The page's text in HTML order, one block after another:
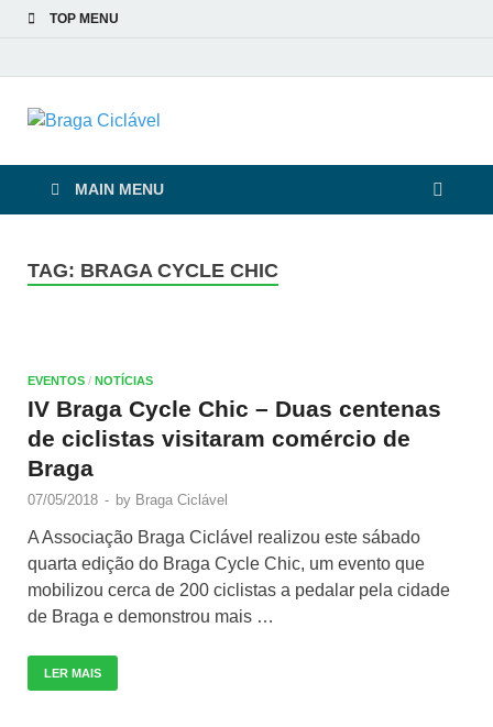
TOP MENU
Braga Ciclável
MAIN MENU
TAG: BRAGA CYCLE CHIC
EVENTOS / NOTÍCIAS
IV Braga Cycle Chic – Duas centenas
de ciclistas visitaram comércio de
Braga
07/05/2018 - by Braga Ciclável
A Associação Braga Ciclável realizou este sábado
quarta edição do Braga Cycle Chic, um evento que
mobilizou cerca de 200 ciclistas a pedalar pela cidade
de Braga e demonstrou mais …
LER MAIS